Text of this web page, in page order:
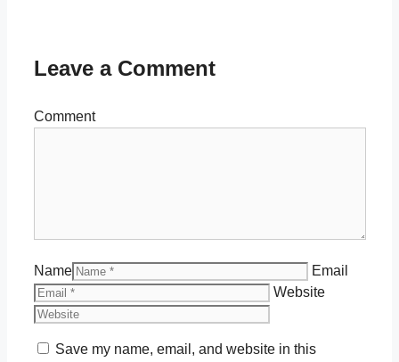
Leave a Comment
Comment
Name
Email
Website
Save my name, email, and website in this